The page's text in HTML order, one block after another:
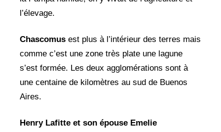
l’élevage.
Chascomus est plus à l’intérieur des terres mais
comme c’est une zone très plate une lagune
s’est formée. Les deux agglomérations sont à
une centaine de kilomètres au sud de Buenos
Aires.
Henry Lafitte et son épouse Emelie